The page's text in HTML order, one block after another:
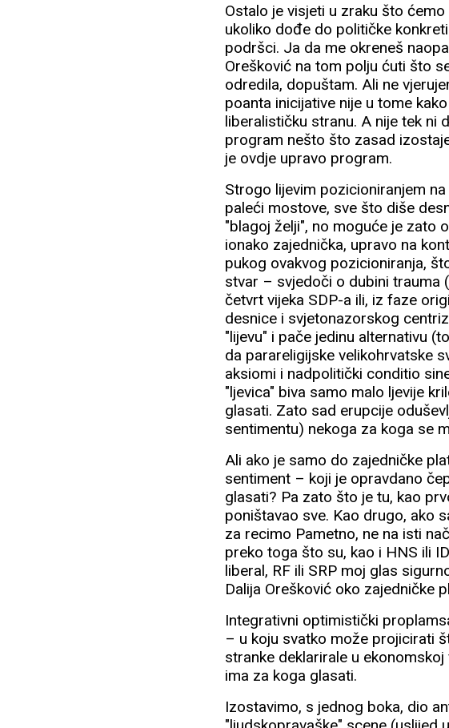
Ostalo je visjeti u zraku što
ukoliko dođe do političke
podršci. Ja da me okreneš
Orešković na tom polju ćuti što
odredila, dopuštam. Ali ne
poanta inicijative nije u tome
liberalističku stranu. A nije tek ni
program nešto što zasad
je ovdje upravo program.
Strogo lijevim pozicioniranjem
paleći mostove, sve što diše
"blagoj želji", no moguće je zato
ionako zajednička, upravo na
pukog ovakvog pozicioniranja,
stvar – svjedoči o dubini trauma
četvrt vijeka SDP-a ili, iz faze
desnice i svjetonazorskog
"lijevu" i pače jedinu alternativu
da parareligijske velikohrvatske
aksiomi i nadpolitički conditio
"ljevica" biva samo malo ljevije
glasati. Zato sad erupcije
sentimentu) nekoga za koga se
Ali ako je samo do zajedničke
sentiment – koji je opravdano
glasati? Pa zato što je tu, kao
poništavao sve. Kao drugo, ako
za recimo Pametno, ne na isti
preko toga što su, kao i HNS ili
liberal, RF ili SRP moj glas
Dalija Orešković oko zajedničke
Integrativni optimistički
– u koju svatko može projicirati
stranke deklarirale u
ima za koga glasati.
Izostavimo, s jednog boka, dio